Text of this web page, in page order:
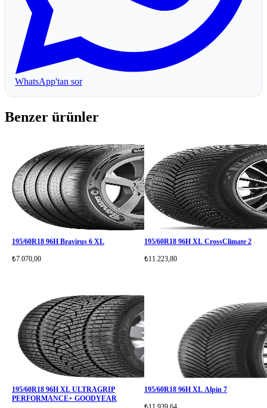
WhatsApp'tan sor
Benzer ürünler
195/60R18 96H Bravirus 6 XL
₺7.070,00
195/60R18 96H XL CrossClimate 2
₺11.223,80
195/60R18 96H XL ULTRAGRIP
PERFORMANCE+ GOODYEAR
195/60R18 96H XL Alpin 7